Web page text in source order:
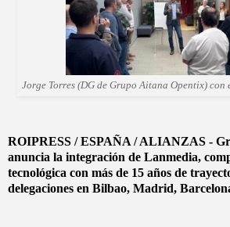
Jorge Torres (DG de Grupo Aitana Opentix) con
ROIPRESS / ESPAÑA / ALIANZAS -
anuncia la integración de Lanmedia,
tecnológica con más de 15 años de
delegaciones en Bilbao, Madrid,